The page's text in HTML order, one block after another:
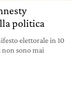
politica
elettorale in 10
sono mai